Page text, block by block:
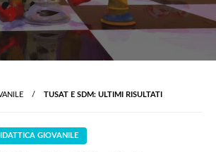
TUSAT E SDM: ULTIMI RISULTATI
GIOVANILE